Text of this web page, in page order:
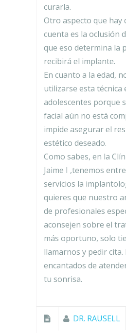
curarla.
Otro aspecto que hay
cuenta es la oclusión
que eso determina la
recibirá el implante.
En cuanto a la edad,
utilizarse esta técnica
adolescentes porque
facial aún no está
impide asegurar el
estético deseado.
Como sabes, en la
Jaime I ,tenemos
servicios la
quieres que nuestro
de profesionales
aconsejen sobre el
más oportuno, solo
llamarnos y pedir cita.
encantados de
tu sonrisa.
DR. RAUSELL